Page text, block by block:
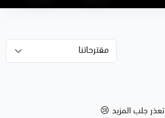
تعذر جلب المزيد 😢